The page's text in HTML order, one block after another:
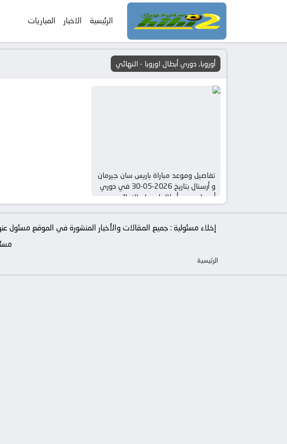
الرئيسية الاخبار المباريات
أوروبا, دوري أبطال اوروبا - النهائي
تفاصيل وموعد مباراة باريس سان جيرمان
و أرسنال بتاريخ 2026-05-30 في دوري
أوروبا, دوري أبطال اوروبا – النهائي
إخلاء مسئولية : جميع المقالات والأخبار المنشورة في الموقع
الرئيسية